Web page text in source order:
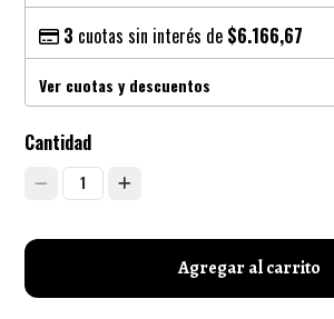
3 cuotas sin interés de $6.166,67
Ver cuotas y descuentos
Cantidad
1
Agregar al carrito